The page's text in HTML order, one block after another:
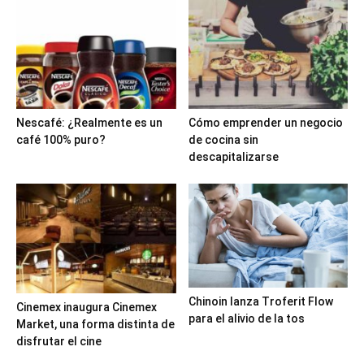
Nescafé: ¿Realmente es un
café 100% puro?
Cómo emprender un negocio
de cocina sin
descapitalizarse
Cinemex inaugura Cinemex
Market, una forma distinta de
disfrutar el cine
Chinoin lanza Troferit Flow
para el alivio de la tos